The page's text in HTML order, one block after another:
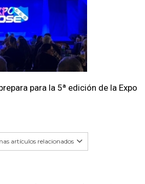
para la 5ª edición de la Expo
artículos relacionados